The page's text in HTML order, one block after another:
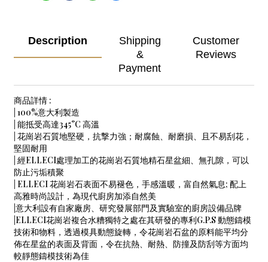
Description
Shipping
&
Payment
Customer
Reviews
商品詳情 :
| 100%意大利製造
| 能抵受高達345°C 高溫
| 花崗岩石質地堅硬，抗撃力強；耐腐蝕、耐磨損、且不易刮花，
堅固耐用
| 經ELLECI處理加工的花崗岩石質地精石星盆細、無孔隙，可以
防止污垢積聚
| ELLECI 花崗岩石表面不易褪色，手感溫暖，富自然氣息; 配上
高雅時尚設計，為現代廚房加添自然美
|意大利設有自家廠房、研究發展部門及實驗室的廚房設備品牌
|ELLECI花崗岩複合水糟獨特之處在其研發的專利G.P.S 動態鑄模
技術和物料，透過模具動態旋轉，令花崗岩石盆的原料能平均分
佈在星盆的表面及背面，令在抗熱、耐熱、防撞及防刮等方面均
較靜態鑄模技術為佳